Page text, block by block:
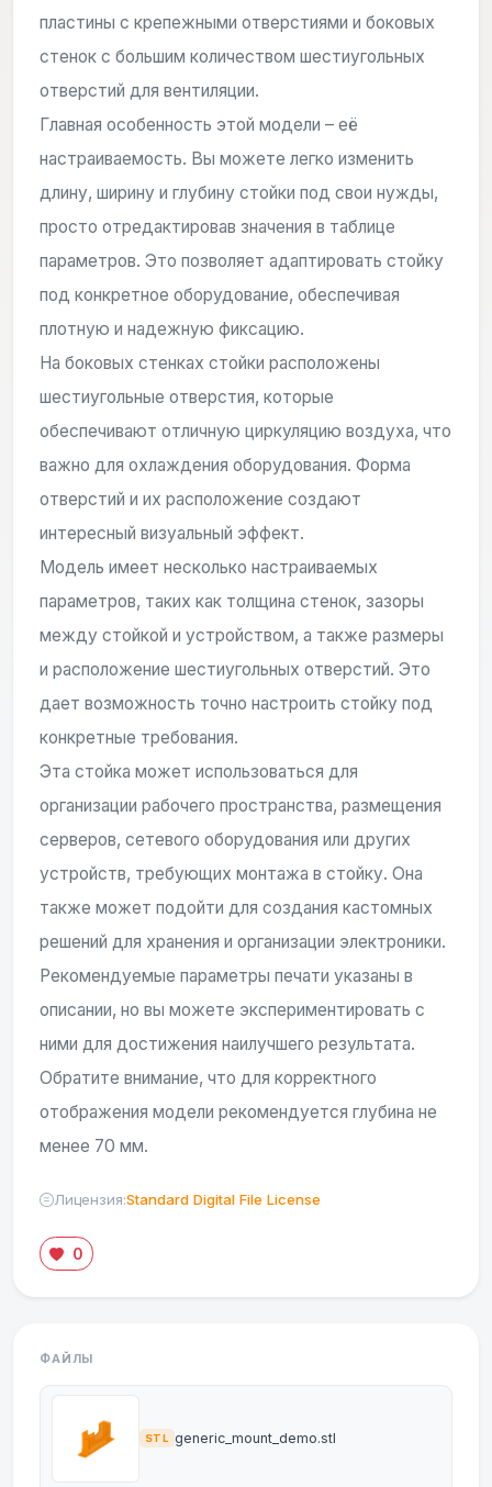
пластины с крепежными отверстиями и боковых
стенок с большим количеством шестиугольных
отверстий для вентиляции.
Главная особенность этой модели – её
настраиваемость. Вы можете легко изменить
длину, ширину и глубину стойки под свои нужды,
просто отредактировав значения в таблице
параметров. Это позволяет адаптировать стойку
под конкретное оборудование, обеспечивая
плотную и надежную фиксацию.
На боковых стенках стойки расположены
шестиугольные отверстия, которые
обеспечивают отличную циркуляцию воздуха, что
важно для охлаждения оборудования. Форма
отверстий и их расположение создают
интересный визуальный эффект.
Модель имеет несколько настраиваемых
параметров, таких как толщина стенок, зазоры
между стойкой и устройством, а также размеры
и расположение шестиугольных отверстий. Это
дает возможность точно настроить стойку под
конкретные требования.
Эта стойка может использоваться для
организации рабочего пространства, размещения
серверов, сетевого оборудования или других
устройств, требующих монтажа в стойку. Она
также может подойти для создания кастомных
решений для хранения и организации электроники.
Рекомендуемые параметры печати указаны в
описании, но вы можете экспериментировать с
ними для достижения наилучшего результата.
Обратите внимание, что для корректного
отображения модели рекомендуется глубина не
менее 70 мм.
Лицензия:Standard Digital File License
0
ФАЙЛЫ
STL generic_mount_demo.stl